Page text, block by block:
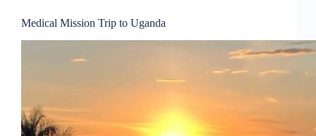
Medical Mission Trip to Uganda